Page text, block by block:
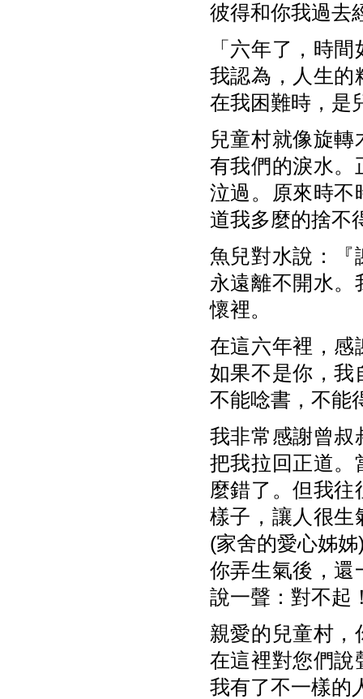
彼得和你我過去
「六年了，時
我認為，人生的
在我困難時，是
兒童村就像旋
有我們的淚水。
泣過。原來時不
道我多麼的捨不
魚兒對水說：『
永遠離不開水。
懷裡。
在這六年裡，感
如果不是你，我
不能唸書，不能
我非常感謝曾叔
把我拉回正道。
麼錯了。但我
樣子，讓人很生
(家舍的愛心姊
你弄生氣後，還
說一聲：對不起
親愛的兒童村，
在這裡對您們說
我有了不一樣